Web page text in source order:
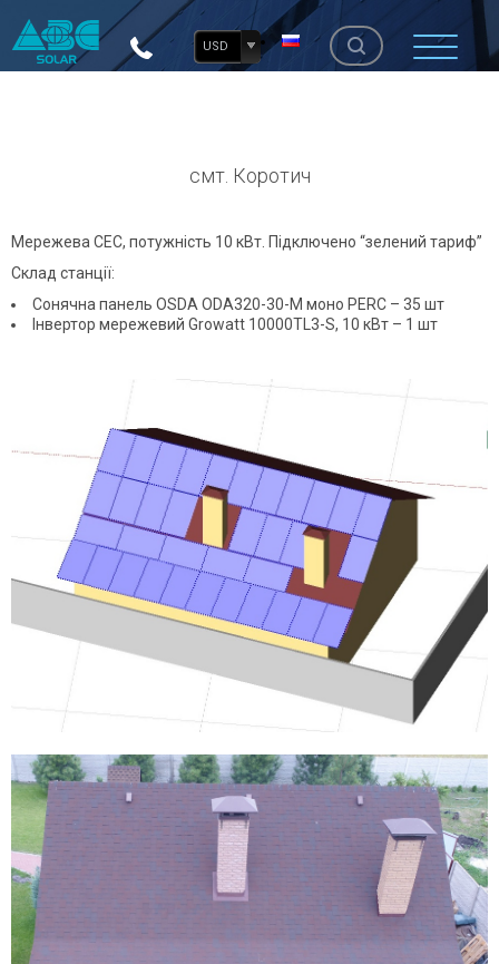
USD
смт. Коротич
Мережева СЕС, потужність 10 кВт. Підключено “зелений тариф”
Склад станції:
Сонячна панель OSDA ODA320-30-M моно PERC – 35 шт
Інвертор мережевий Growatt 10000TL3-S, 10 кВт – 1 шт